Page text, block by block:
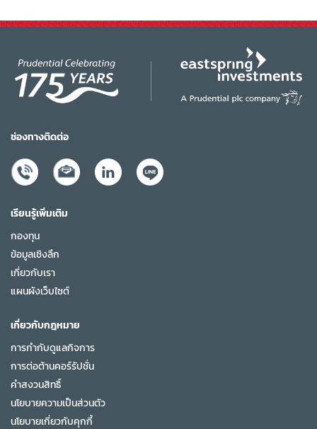
ช่องทางติดต่อ
เรียนรู้เพิ่มเติม
กองทุน
ข้อมูลเชิงลึก
เกี่ยวกับเรา
แผนผังเว็บไซต์
เกี่ยวกับกฎหมาย
การกำกับดูแลกิจการ
การต่อต้านคอร์รัปชั่น
คำสงวนสิทธิ์
นโยบายความเป็นส่วนตัว
นโยบายเกี่ยวกับคุกกี้